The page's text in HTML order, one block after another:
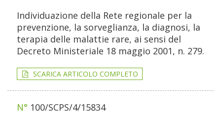
Individuazione della Rete regionale per la
prevenzione, la sorveglianza, la diagnosi, la
terapia delle malattie rare, ai sensi del
Decreto Ministeriale 18 maggio 2001, n. 279.
SCARICA ARTICOLO COMPLETO
100/SCPS/4/15834